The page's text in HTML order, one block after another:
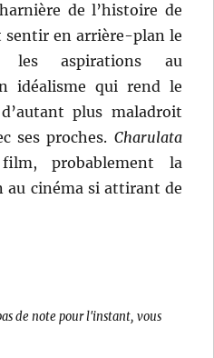
de l’histoire de
sentir en arrière-plan le
les aspirations au
idéalisme qui rend le
plus maladroit
ses proches. Charulata
probablement la
cinéma si attirant de
de note pour l'instant, vous